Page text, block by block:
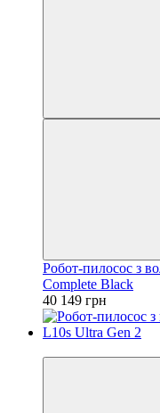
Робот-пилосос з
Complete Black
40 149 грн